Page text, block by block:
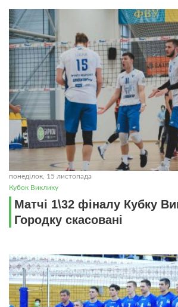
понеділок, 15 листопада
Кубок Виклику
Матчі 1\32 фіналу Кубку
Городку скасовані